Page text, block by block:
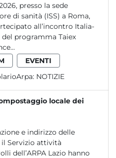
presso la sede
di sanità (ISS) a Roma,
all’incontro Italia-
del programma Taiex
EVENTI
NOTIZIE
locale dei
e indirizzo delle
Servizio attività
dell’ARPA Lazio hanno